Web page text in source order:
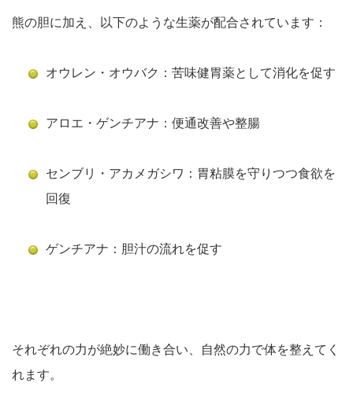
熊の胆に加え、以下のような生薬が配合されています：
オウレン・オウバク：苦味健胃薬として消化を促す
アロエ・ゲンチアナ：便通改善や整腸
センブリ・アカメガシワ：胃粘膜を守りつつ食欲を
回復
ゲンチアナ：胆汁の流れを促す
それぞれの力が絶妙に働き合い、
自然の力で体を整えてく
れます。